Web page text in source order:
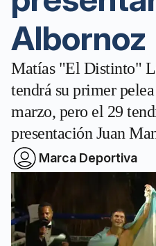
Albornoz
Matías "El Distinto"
tendrá su primer
marzo, pero el 29
presentación Juan
Marca Deportiva